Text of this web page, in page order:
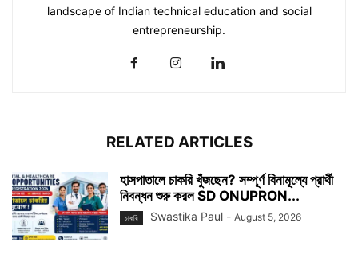
landscape of Indian technical education and social
entrepreneurship.
RELATED ARTICLES
হাসপাতালে চাকরি খুঁজছেন? সম্পূর্ণ বিনামূল্যে প্রার্থী
নিবন্ধন শুরু করল SD ONUPRON...
চাকরি Swastika Paul - August 5, 2026